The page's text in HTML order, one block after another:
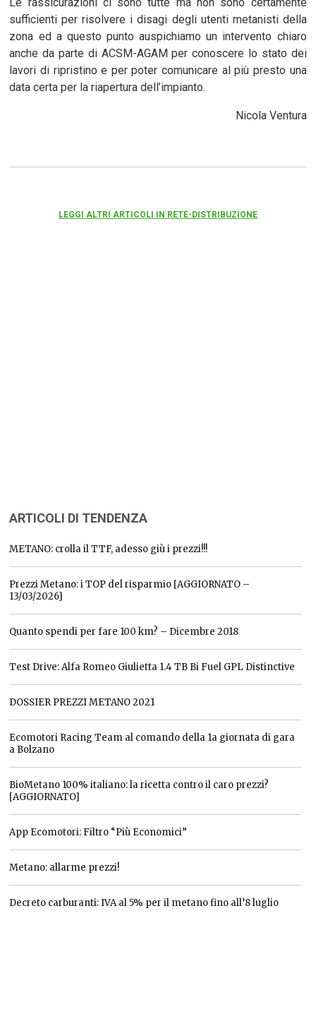
sufficienti per risolvere i disagi degli utenti metanisti della
zona ed a questo punto auspichiamo un intervento chiaro
anche da parte di ACSM-AGAM per conoscere lo stato dei
lavori di ripristino e per poter comunicare al più presto una
data certa per la riapertura dell’impianto.
Nicola Ventura
LEGGI ALTRI ARTICOLI IN RETE-DISTRIBUZIONE
ARTICOLI DI TENDENZA
METANO: crolla il TTF, adesso giù i prezzi!!!
Prezzi Metano: i TOP del risparmio [AGGIORNATO –
13/03/2026]
Quanto spendi per fare 100 km? – Dicembre 2018
Test Drive: Alfa Romeo Giulietta 1.4 TB Bi Fuel GPL Distinctive
DOSSIER PREZZI METANO 2021
Ecomotori Racing Team al comando della 1a giornata di gara
a Bolzano
BioMetano 100% italiano: la ricetta contro il caro prezzi?
[AGGIORNATO]
App Ecomotori: Filtro “Più Economici”
Metano: allarme prezzi!
Decreto carburanti: IVA al 5% per il metano fino all’8 luglio